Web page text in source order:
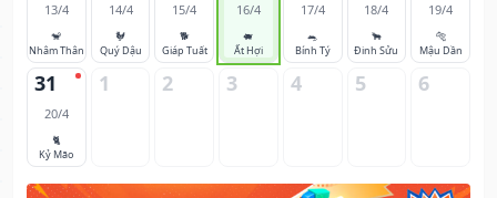
13/4
🐒
Nhâm Thân
14/4
🐓
Quý Dậu
15/4
🐕
Giáp Tuất
16/4
🐖
Ất Hợi
17/4
🐀
Bính Tý
18/4
🐂
Đinh Sửu
19/4
🐅
Mậu Dần
31
20/4
🐈
Kỷ Mão
1 2 3 4 5 6